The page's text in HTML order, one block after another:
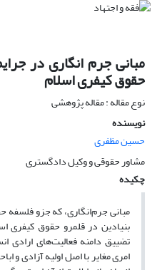
مبانی جرم انگاری در
حقوق کیفری اسلام
نوع مقاله : مقاله پژوهشی
نویسنده
حسین مظفری
مشاور حقوقی و وکیل دادگستری
چکیده
مبانی جرم‌انگاری، که جزو
بنیادین در قلمرو حقوق کیفری
تضییق دامنه فعالیت‌های ارادی
امری مغایر با اصل اولیه آزادی و